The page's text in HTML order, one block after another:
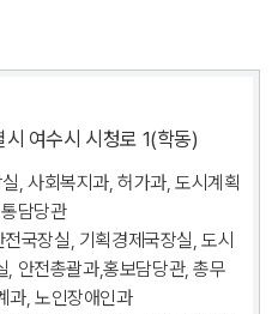
여수시 시청로 1(학동)
, 사회복지과, 허가과, 도시계획
담당관
국장실, 기획경제국장실, 도시
안전총괄과,홍보담당관, 총무
과, 노인장애인과